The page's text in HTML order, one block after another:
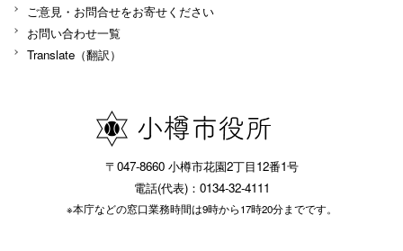
ご意見・お問合せをお寄せください
お問い合わせ一覧
Translate（翻訳）
〒047-8660 小樽市花園2丁目12番1号
電話(代表)：0134-32-4111
※本庁などの窓口業務時間は9時から17時20分までです。